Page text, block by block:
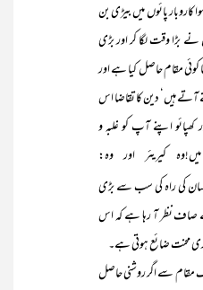
پائوں میں بیڑی بن
بڑا وقت لگا کر اور بڑی
کوئی مقام حاصل کیا ہے اور
ہیں‘ دین کا تقاضا اس
کھپائو اپنے آپ کو غلبہ و
کیریئر اور وہ:
کی راہ کی سب سے بڑی
نظر آ رہا ہے کہ اس
محنت ضائع ہوتی ہے۔
سے اگر روشنی حاصل